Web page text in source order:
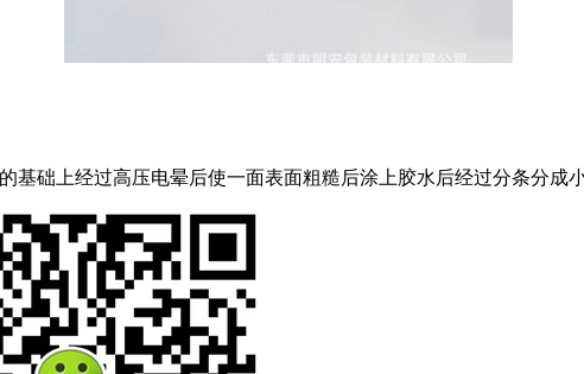
基础上经过高压电晕后使一面表面粗糙后涂上胶水后经过分条分